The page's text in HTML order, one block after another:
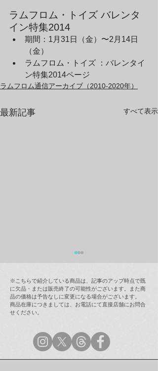
ラムフロム・トイズ バレンタ
イン特集2014
期間：1月31日（金）〜2月14日
（金）
ラムフロム・トイズ ：バレンタイ
ン特集2014ページ
ラムフロム通信アーカイブ（2010-2020年）
最新記事 すべて表示
ラムフロム年末年始営業
のご案内
※こちらで紹介している商品は、記事のアップ時点で既
に欠品・または販売終了の可能性がございます。また商
品の価格は予告なしに変更になる場合がございます。
商品在庫につきましては、お電話にて直接店舗にお問合
せください。